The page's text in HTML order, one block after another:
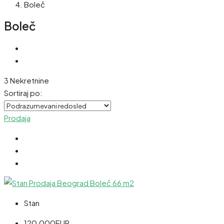
Boleč
Boleč
3 Nekretnine
Sortiraj po:
Prodaja
Stan